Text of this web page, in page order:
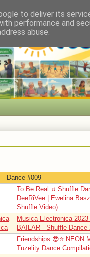
Dance #009
To Be Real ♫ Shuffle
DeeRiVee | Ewelina
Shuffle Video)
Musica Electronica
BAILAR - Shuffle Dance
Friendships 😎⭐️ NEON
Tuzelity Dance
to deliver its
performance and
abuse.